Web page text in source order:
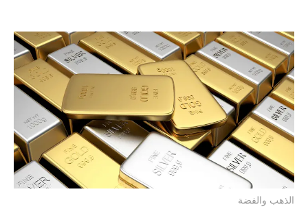
الذهب والفضة